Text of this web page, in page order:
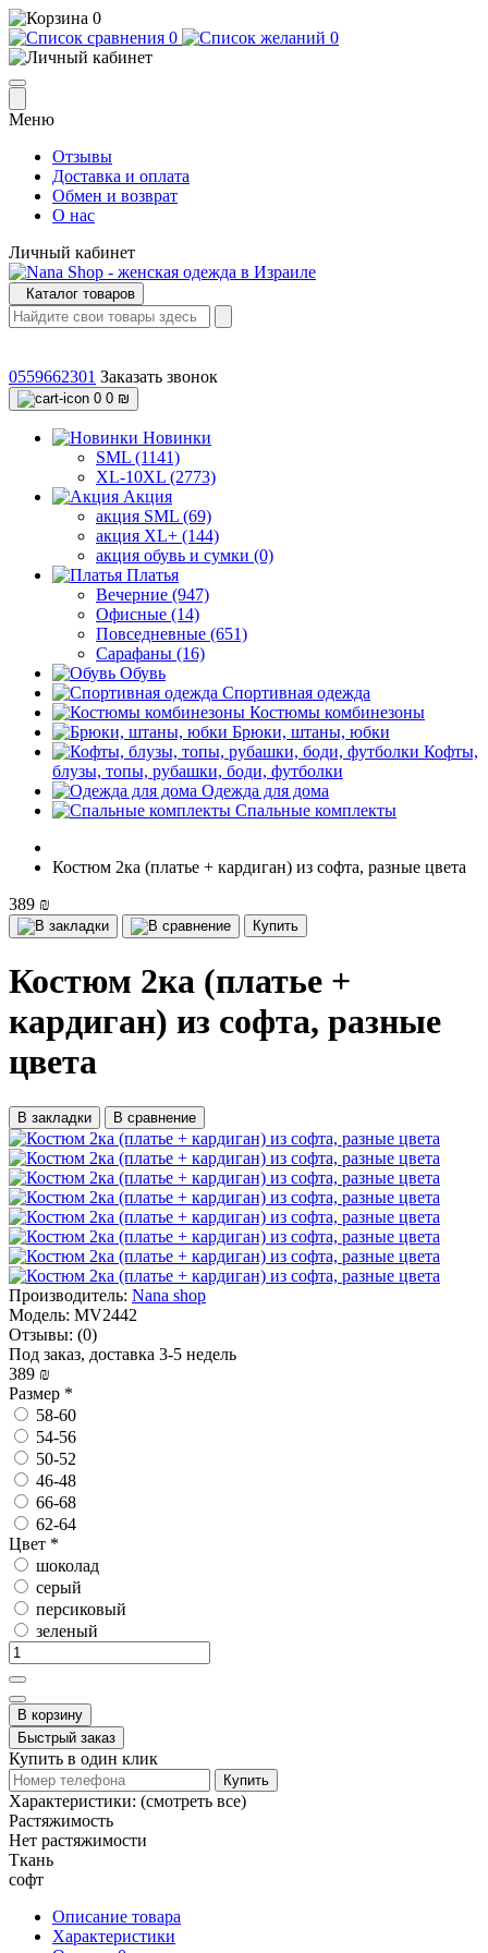
0
0
0
Меню
Отзывы
Доставка и оплата
Обмен и возврат
О нас
Личный кабинет
Каталог товаров
0559662301 Заказать звонок
0 0 ₪
Новинки
SML (1141)
XL-10XL (2773)
Акция
акция SML (69)
акция XL+ (144)
акция обувь и сумки (0)
Платья
Вечерние (947)
Офисные (14)
Повседневные (651)
Сарафаны (16)
Обувь
Спортивная одежда
Костюмы комбинезоны
Брюки, штаны, юбки
Кофты,
блузы, топы, рубашки, боди, футболки
Одежда для дома
Спальные комплекты
Костюм 2ка (платье + кардиган) из софта, разные цвета
389 ₪
Купить
Костюм 2ка (платье +
кардиган) из софта, разные
цвета
В закладки В сравнение
Производитель: Nana shop
Модель: MV2442
Отзывы: (0)
Под заказ, доставка 3-5 недель
389 ₪
Размер *
58-60
54-56
50-52
46-48
66-68
62-64
Цвет *
шоколад
серый
персиковый
зеленый
В корзину
Быстрый заказ
Купить в один клик
Купить
Характеристики: (смотреть все)
Растяжимость
Нет растяжимости
Ткань
софт
Описание товара
Характеристики